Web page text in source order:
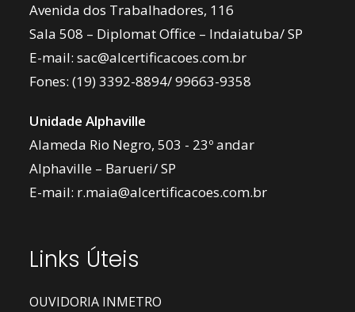
Avenida dos Trabalhadores, 116
Sala 508 – Diplomat Office – Indaiatuba/ SP
E-mail:sac@alcertificacoes.com.br
Fones:(19) 3392-8894/99663-9358
Unidade Alphaville
Alameda Rio Negro, 503 - 23º andar
Alphaville – Barueri/ SP
E-mail: r.maia@alcertificacoes.com.br
Links Úteis
OUVIDORIA INMETRO